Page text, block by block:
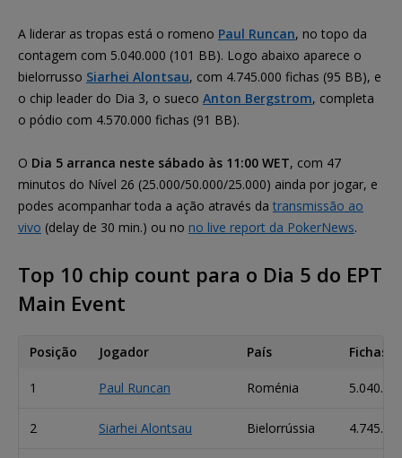
A liderar as tropas está o romeno Paul Runcan, no topo da
contagem com 5.040.000 (101 BB). Logo abaixo aparece o
bielorrusso Siarhei Alontsau, com 4.745.000 fichas (95 BB), e
o chip leader do Dia 3, o sueco Anton Bergstrom, completa
o pódio com 4.570.000 fichas (91 BB).
O Dia 5 arranca neste sábado às 11:00 WET, com 47
minutos do Nível 26 (25.000/50.000/25.000) ainda por jogar, e
podes acompanhar toda a ação através da transmissão ao
vivo (delay de 30 min.) ou no no live report da PokerNews.
Top 10 chip count para o Dia 5 do EPT
Main Event
Posição Jogador País Fichas
1 Paul Runcan Roménia
2 Siarhei Alontsau Bielorrússia